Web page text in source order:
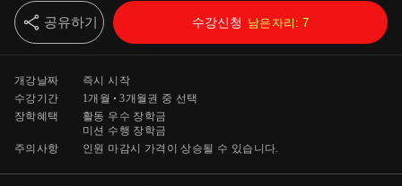
공유하기 수강신청 남은자리: 7
개강날짜
즉시 시작
수강기간
1개월 3개월 권 중 선택
장학혜택
활동 우수 장학금
미션 수행 장학금
주의사항
인원 마감시 가격이 상승될 수 있습니다.